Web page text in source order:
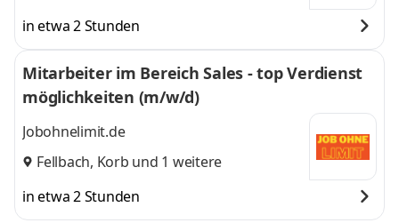
in etwa 2 Stunden
Mitarbeiter im Bereich Sales - top Verdienst
möglichkeiten (m/w/d)
Jobohnelimit.de
Fellbach, Korb und 1 weitere
in etwa 2 Stunden